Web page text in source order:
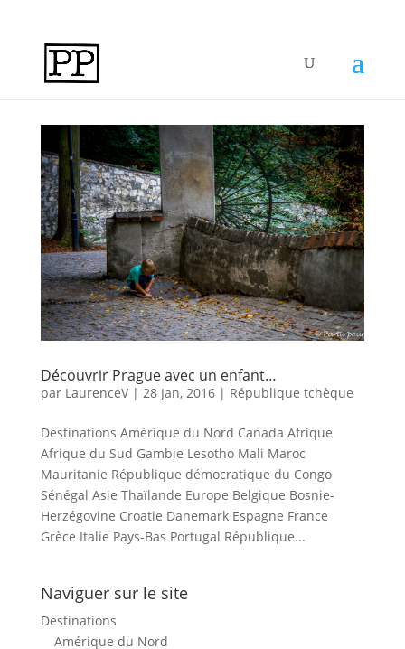
Découvrir Prague avec un enfant…
par LaurenceV| 28 Jan, 2016| République tchèque
Destinations Amérique du Nord Canada Afrique
Afrique du Sud Gambie Lesotho Mali Maroc
Mauritanie République démocratique du Congo
Sénégal Asie Thaïlande Europe Belgique Bosnie-
Herzégovine Croatie Danemark Espagne France
Grèce Italie Pays-Bas Portugal République...
Naviguer sur le site
Destinations
Amérique du Nord